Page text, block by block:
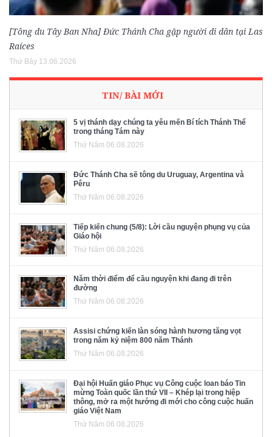
[Tông du Tây Ban Nha] Đức Thánh Cha gặp người di dân tại Las
Raíces
Thứ Bảy 13.06.2026
TIN/ BÀI MỚI
5 vị thánh dạy chúng ta yêu mến Bí tích Thánh Thể
trong tháng Tám này
Thứ Năm 06.08.2026
Đức Thánh Cha sẽ tông du Uruguay, Argentina và
Pêru
Thứ Năm 06.08.2026
Tiếp kiến chung (5/8): Lời cầu nguyện phụng vụ của
Giáo hội
Thứ Năm 06.08.2026
Năm thời điểm để cầu nguyện khi đang đi trên
đường
Thứ Năm 06.08.2026
Assisi chứng kiến làn sóng hành hương tăng vọt
trong năm kỷ niệm 800 năm Thánh
Thứ Năm 06.08.2026
Đại hội Huấn giáo Phục vụ Công cuộc loan báo Tin
mừng Toàn quốc lần thứ VII – Khép lại trong hiệp
thông, mở ra một hướng đi mới cho công cuộc huấn
giáo Việt Nam
Thứ Năm 06.08.2026